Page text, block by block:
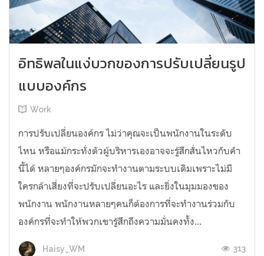
อิทธิพลในแง่บวกของการปรับเปลี่ยนรูป
แบบองค์กร
Work
การปรับเปลี่ยนองค์กร ไม่ว่าคุณจะเป็นพนักงานในระดับ
ไหน หรือแม้กระทั่งตัวผู้บริหารเองอาจจะรู้สึกสั่นไหวกับคำ
นี้ได้ หลายๆองค์กรมักจะทำงานตามระบบเดิมเพราะไม่มี
ใครกล้าเสี่ยงที่จะปรับเปลี่ยนอะไร และยิ่งในมุมมองของ
พนักงาน พนักงานหลายๆคนก็ต้องการที่จะทำงานร่วมกับ
องค์กรที่จะทำให้พวกเขารู้สึกถึงความมั่นคงทั้ง...
Haisy_WM 313